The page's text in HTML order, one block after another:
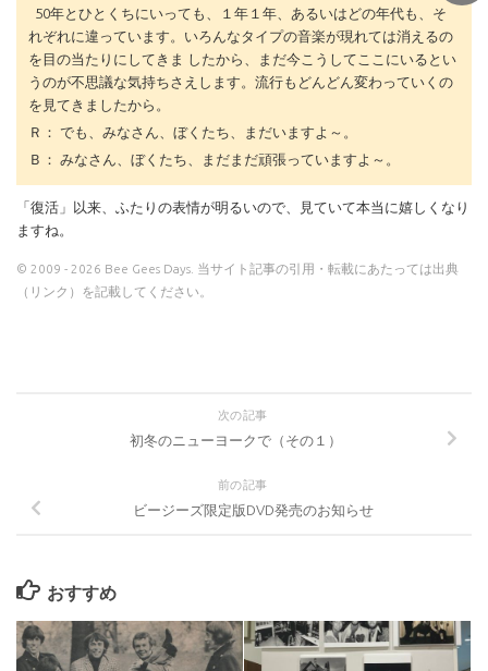
50年とひとくちにいっても、１年１年、あるいはどの年代も、そ
れぞれに違っています。いろんなタイプの音楽が現れては消えるの
を目の当たりにしてきま したから、まだ今こうしてここにいるとい
うのが不思議な気持ちさえします。流行もどんどん変わっていくの
を見てきましたから。
Ｒ： でも、みなさん、ぼくたち、まだいますよ～。
Ｂ： みなさん、ぼくたち、まだまだ頑張っていますよ～。
「復活」以来、ふたりの表情が明るいので、見ていて本当に嬉しくなり
ますね。
© 2009 - 2026 Bee Gees Days. 当サイト記事の引用・転載にあたっては出典
（リンク）を記載してください。
次の記事
初冬のニューヨークで（その１）
前の記事
ビージーズ限定版DVD発売のお知らせ
おすすめ